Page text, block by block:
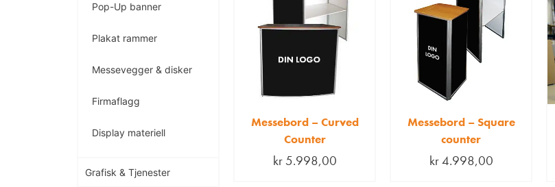
Pop-Up banner
Plakat rammer
Messevegger & disker
Firmaflagg
Display materiell
Grafisk & Tjenester
Messebord – Curved
Counter
kr5.998,00
Messebord – Square
counter
kr4.998,00